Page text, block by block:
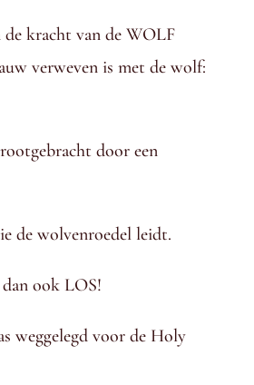
de kracht van de WOLF
verweven is met de wolf:
door een
de wolvenroedel leidt.
ook LOS!
weggelegd voor de Holy